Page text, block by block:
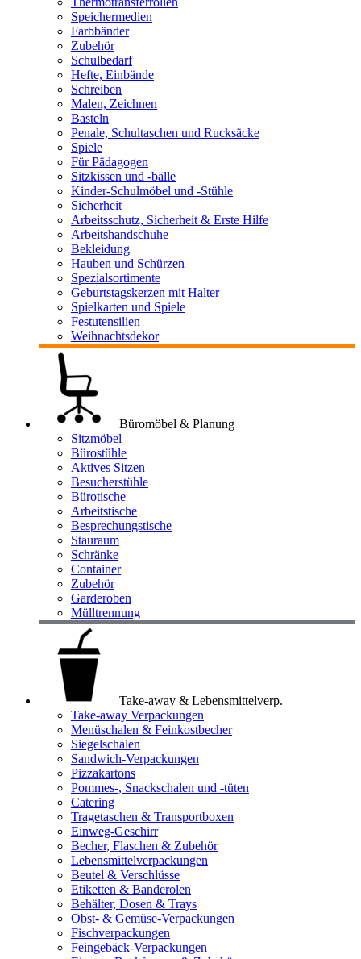
Speichermedien
Farbbänder
Zubehör
Schulbedarf
Hefte, Einbände
Schreiben
Malen, Zeichnen
Basteln
Penale, Schultaschen und Rucksäcke
Spiele
Für Pädagogen
Sitzkissen und -bälle
Kinder-Schulmöbel und -Stühle
Sicherheit
Arbeitsschutz, Sicherheit & Erste Hilfe
Arbeitshandschuhe
Bekleidung
Hauben und Schürzen
Spezialsortimente
Geburtstagskerzen mit Halter
Spielkarten und Spiele
Festutensilien
Weihnachtsdekor
Büromöbel & Planung
Sitzmöbel
Bürostühle
Aktives Sitzen
Besucherstühle
Bürotische
Arbeitstische
Besprechungstische
Stauraum
Schränke
Container
Zubehör
Garderoben
Mülltrennung
Take-away & Lebensmittelverp.
Take-away Verpackungen
Menüschalen & Feinkostbecher
Siegelschalen
Sandwich-Verpackungen
Pizzakartons
Pommes-, Snackschalen und -tüten
Catering
Tragetaschen & Transportboxen
Einweg-Geschirr
Becher, Flaschen & Zubehör
Lebensmittelverpackungen
Beutel & Verschlüsse
Etiketten & Banderolen
Behälter, Dosen & Trays
Obst- & Gemüse-Verpackungen
Fischverpackungen
Feingebäck-Verpackungen